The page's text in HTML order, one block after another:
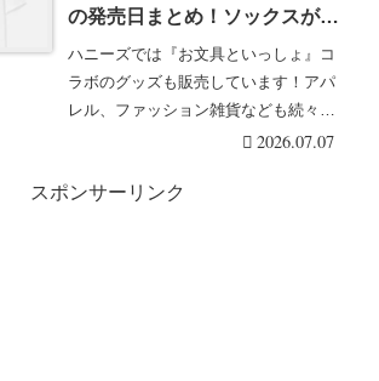
の発売日まとめ！ソックスが
2026年7月より新発売！半袖T
シャツ、ルームウェア、ソック
ス、エコバッグも！店頭、オン
ハニーズでは『お文具といっしょ』コ
ラボのグッズも販売しています！アパ
レル、ファッション雑貨なども続々発
売！Honeys（・・・続きを読む2026.07.07
スポンサーリンク